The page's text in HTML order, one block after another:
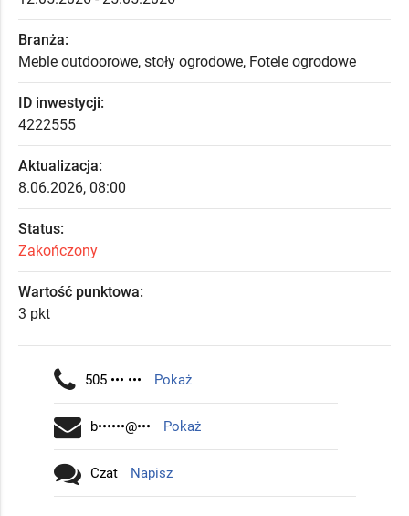
Branża:
Meble outdoorowe, stoły ogrodowe, Fotele ogrodowe
ID inwestycji:
4222555
Aktualizacja:
8.06.2026, 08:00
Status:
Zakończony
Wartość punktowa:
3 pkt
505 ••• ••• Pokaż
b••••••@••• Pokaż
Czat Napisz